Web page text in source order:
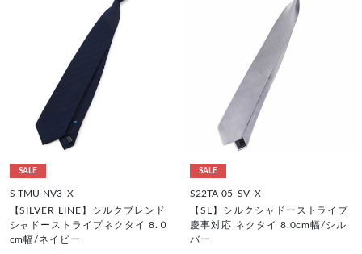
SALE
S-TMU-NV3_X
【SILVER LINE】シルクブレンド
シャドーストライプネクタイ 8.０
cm幅/ネイビー
SALE
S22TA-05_SV_X
【SL】シルクシャドーストライプ
慶事対応 ネクタイ 8.0cm幅/シル
バー